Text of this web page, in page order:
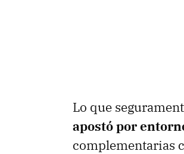
Lo que
apostó por
complementarias